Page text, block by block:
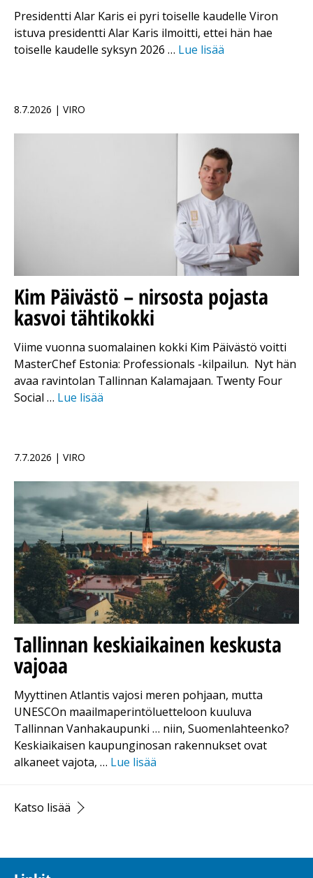
Presidentti Alar Karis ei pyri toiselle kaudelle Viron
istuva presidentti Alar Karis ilmoitti, ettei hän hae
toiselle kaudelle syksyn 2026 … Lue lisää
8.7.2026 | VIRO
Kim Päivästö – nirsosta pojasta
kasvoi tähtikokki
Viime vuonna suomalainen kokki Kim Päivästö voitti
MasterChef Estonia: Professionals -kilpailun. Nyt hän
avaa ravintolan Tallinnan Kalamajaan. Twenty Four
Social … Lue lisää
7.7.2026 | VIRO
Tallinnan keskiaikainen keskusta
vajoaa
Myyttinen Atlantis vajosi meren pohjaan, mutta
UNESCOn maailmaperintöluetteloon kuuluva
Tallinnan Vanhakaupunki … niin, Suomenlahteenko?
Keskiaikaisen kaupunginosan rakennukset ovat
alkaneet vajota, … Lue lisää
Katso lisää